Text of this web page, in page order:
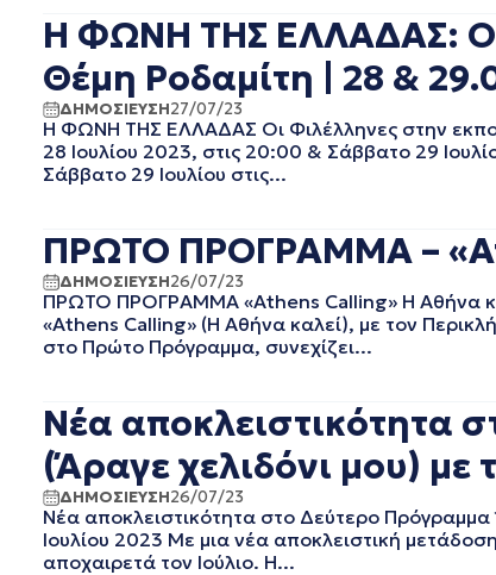
ΦΕΒΡΟΥΑΡΙΟΣ 2022
ΙΑΝΟΥΑΡΙΟΣ 2022
ΔΕΚΕΜΒΡΙΟΣ 2021
ΝΟΕΜΒΡΙΟΣ 2021
ΟΚΤΩΒΡΙΟΣ 2021
ΣΕΠΤΕΜΒΡΙΟΣ 2021
ΙΟΥΝΙΟΣ 2021
ΜΑΙΟΣ 2021
ΑΠΡΙΛΙΟΣ 2021
ΜΑΡΤΙΟΣ 2021
ΦΕΒΡΟΥΑΡΙΟΣ 2021
ΔΕΚΕΜΒΡΙΟΣ 2020
ΝΟΕΜΒΡΙΟΣ 2020
ΟΚΤΩΒΡΙΟΣ 2020
ΣΕΠΤΕΜΒΡΙΟΣ 2020
ΑΥΓΟΥΣΤΟΣ 2020
ΙΟΥΛΙΟΣ 2020
Η ΦΩΝΗ ΤΗΣ ΕΛΛΑΔΑΣ: Οι
Θέμη Ροδαμίτη | 28 &
ΔΗΜΟΣΙΕΥΣΗ27/07/23
Η ΦΩΝΗ ΤΗΣ ΕΛΛΑΔΑΣ Οι Φιλέλληνες στην
28 Ιουλίου 2023, στις 20:00 & Σάββατο 29
Σάββατο 29 Ιουλίου στις...
ΠΡΩΤΟ ΠΡΟΓΡΑΜΜΑ –
ΔΗΜΟΣΙΕΥΣΗ26/07/23
ΠΡΩΤΟ ΠΡΟΓΡΑΜΜΑ «Athens Calling» Η Αθήνα
«Athens Calling» (Η Αθήνα καλεί), με τον
στο Πρώτο Πρόγραμμα, συνεχίζει...
Νέα αποκλειστικότητα
(Άραγε χελιδόνι μου)
ΔΗΜΟΣΙΕΥΣΗ26/07/23
Νέα αποκλειστικότητα στο Δεύτερο
Ιουλίου 2023 Με μια νέα αποκλειστική
αποχαιρετά τον Ιούλιο. Η...